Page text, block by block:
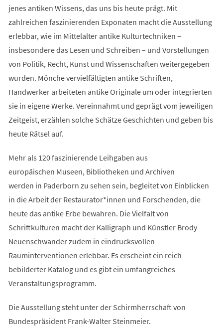
jenes antiken Wissens, das uns bis heute prägt. Mit
zahlreichen faszinierenden Exponaten macht die Ausstellung
erlebbar, wie im Mittelalter antike Kulturtechniken –
insbesondere das Lesen und Schreiben – und Vorstellungen
von Politik, Recht, Kunst und Wissenschaften weitergegeben
wurden. Mönche vervielfältigten antike Schriften,
Handwerker arbeiteten antike Originale um oder integrierten
sie in eigene Werke. Vereinnahmt und geprägt vom jeweiligen
Zeitgeist, erzählen solche Schätze Geschichten und geben bis
heute Rätsel auf.
Mehr als 120 faszinierende Leihgaben aus
europäischen Museen, Bibliotheken und Archiven
werden in Paderborn zu sehen sein, begleitet von Einblicken
in die Arbeit der Restaurator*innen und Forschenden, die
heute das antike Erbe bewahren. Die Vielfalt von
Schriftkulturen macht der Kalligraph und Künstler Brody
Neuenschwander zudem in eindrucksvollen
Rauminterventionen erlebbar. Es erscheint ein reich
bebilderter Katalog und es gibt ein umfangreiches
Veranstaltungsprogramm.
Die Ausstellung steht unter der Schirmherrschaft von
Bundespräsident Frank-Walter Steinmeier.